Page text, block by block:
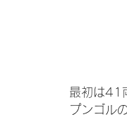
最初は41
プンゴル